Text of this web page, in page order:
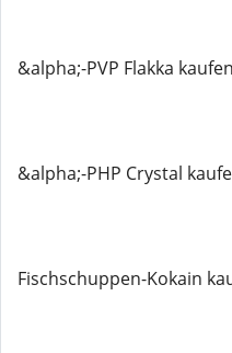
&alpha;-PVP Flakka kaufen
&alpha;-PHP Crystal
Fischschuppen-Kokain